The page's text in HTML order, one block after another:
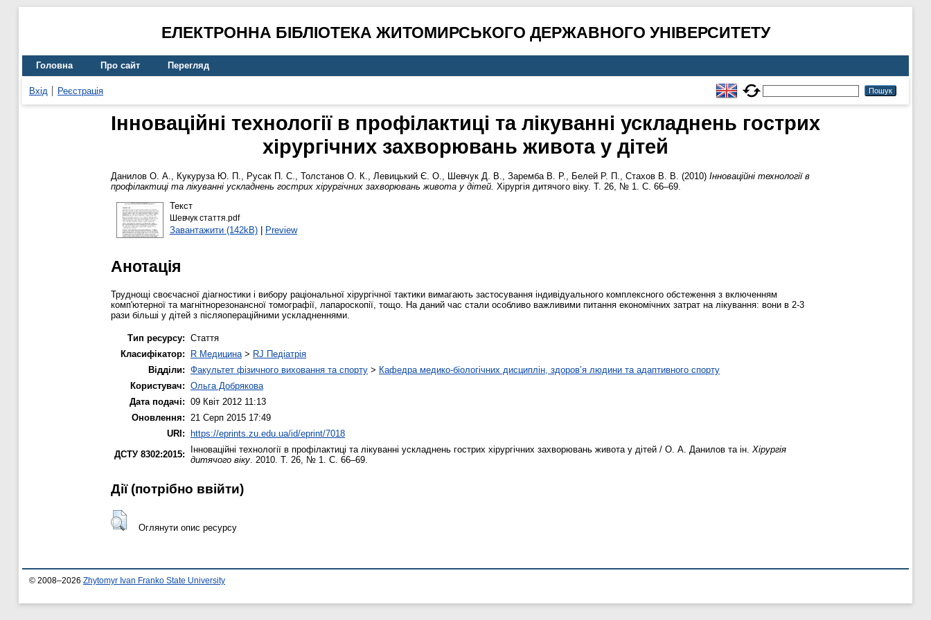
ЕЛЕКТРОННА БІБЛІОТЕКА ЖИТОМИРСЬКОГО ДЕРЖАВНОГО УНІВЕРСИТЕТУ
Головна Про сайт Перегляд
Вхід Реєстрація
Інноваційні технології в профілактиці та лікуванні ускладнень гострих
хірургічних захворювань живота у дітей
Данилов О. А., Кукуруза Ю. П., Русак П. С., Толстанов О. К., Левицький Є. О., Шевчук Д. В., Заремба В. Р., Белей Р. П., Стахов В. В. (2010) Інноваційні технології в
профілактиці та лікуванні ускладнень гострих хірургічних захворювань живота у дітей. Хірургія дитячого віку. Т. 26, № 1. С. 66–69.
Текст
Шевчук стаття.pdf
Завантажити (142kB)| Preview
Анотація
Труднощі своєчасної діагностики і вибору раціональної хірургічної тактики вимагають застосування індивідуального комплексного обстеження з включенням
комп'ютерної та магнітнорезонансної томографії, лапароскопії, тощо. На даний час стали особливо важливими питання економічних затрат на лікування: вони в 2-3
рази більші у дітей з післяопераційними ускладненнями.
Тип ресурсу: Стаття
Класифікатор:
R Медицина > RJ Педіатрія
Відділи: Факультет фізичного виховання та спорту > Кафедра медико-біологічних дисциплін, здоров’я людини та адаптивного спорту
Користувач: Ольга Добрякова
Дата подачі: 09 Квіт 2012 11:13
Оновлення:
21 Серп 2015 17:49
URI: https://eprints.zu.edu.ua/id/eprint/7018
ДСТУ 8302:2015:
Інноваційні технології в профілактиці та лікуванні ускладнень гострих хірургічних захворювань живота у дітей / О. А. Данилов та ін. Хірургія
дитячого віку . 2010. Т. 26, № 1. С. 66–69.
Дії ​​(потрібно ввійти)
Оглянути опис ресурсу
© 2008–2026 Zhytomyr Ivan Franko State University